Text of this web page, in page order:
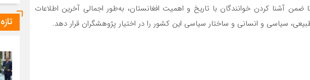
آشنا کردن خوانندگان با تاریخ و اهمیت افغانستان، به‌طور اجمالی آخرین اطلاعات
سیاسی و انسانی و ساختار سیاسی این کشور را در اختیار پژوهشگران قرار دهد.